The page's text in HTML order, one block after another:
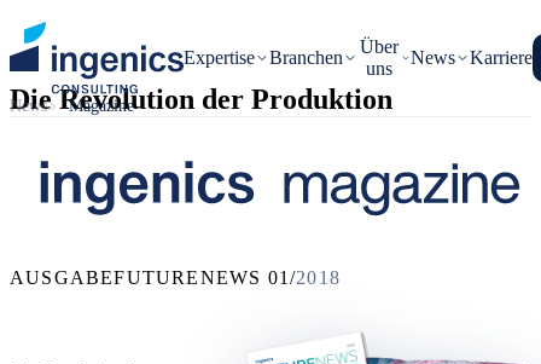
Expertise Branchen
Über
uns
News Karriere
News Magazine
Die Revolution der Produktion
AUSGABEFUTURENEWS 01/2018